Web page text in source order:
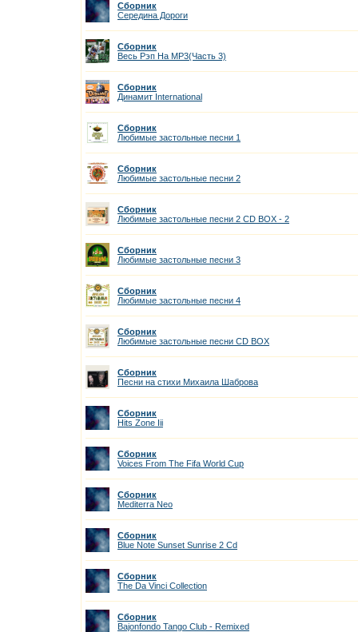
Сборник
Середина Дороги
Сборник
Весь Рэп На MP3(Часть 3)
Сборник
Динамит International
Сборник
Любимые застольные песни 1
Сборник
Любимые застольные песни 2
Сборник
Любимые застольные песни 2 CD ВОХ - 2
Сборник
Любимые застольные песни 3
Сборник
Любимые застольные песни 4
Сборник
Любимые застольные песни CD ВОХ
Сборник
Песни на стихи Михаила Шаброва
Сборник
Hits Zone Iii
Сборник
Voices From The Fifa World Cup
Сборник
Mediterra Neo
Сборник
Blue Note Sunset Sunrise 2 Cd
Сборник
The Da Vinci Collection
Сборник
Bajonfondo Tango Club - Remixed